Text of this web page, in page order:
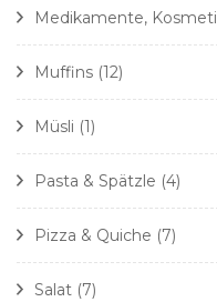
Medikamente,
Muffins (12)
Müsli (1)
Pasta & Spätzle (4)
Pizza & Quiche (7)
Salat (7)